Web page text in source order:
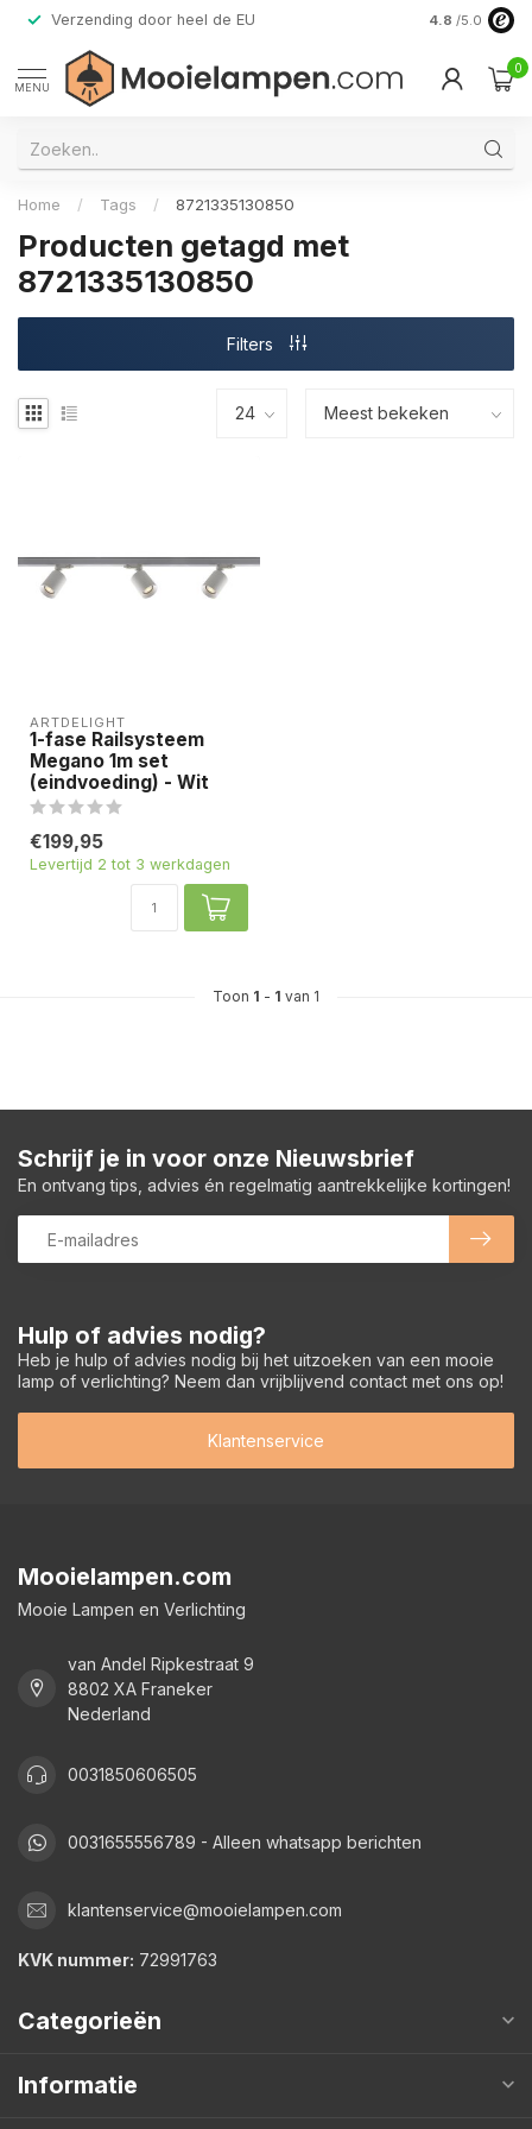
Verzending door heel de EU Alleen
4.8 /5.0
MENU
0
Home / Tags / 8721335130850
Producten getagd met
8721335130850
Filters
ARTDELIGHT
1-fase Railsysteem
Megano 1m set
(eindvoeding) - Wit
€199,95
Levertijd 2 tot 3 werkdagen
Toon 1 - 1 van 1
Hulp of advies nodig?
Heb je hulp of advies nodig bij het uitzoeken van een mooie
lamp of verlichting? Neem dan vrijblijvend contact met ons op!
Klantenservice
Schrijf je in voor onze Nieuwsbrief
En ontvang tips, advies én regelmatig aantrekkelijke kortingen!
Mooielampen.com
Mooie Lampen en Verlichting
van Andel Ripkestraat 9
8802 XA Franeker
Nederland
0031850606505
0031655556789 - Alleen whatsapp berichten
klantenservice@mooielampen.com
KVK nummer: 72991763
Categorieën
Informatie